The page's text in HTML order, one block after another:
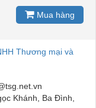
Mua hàng
Thương mại và
Khánh, Ba Đình,